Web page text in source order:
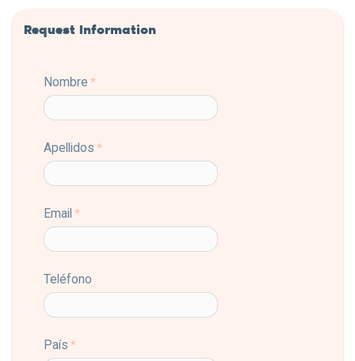
Request Information